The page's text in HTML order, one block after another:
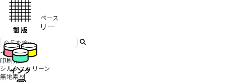
JAMのこと
お店/ワークスペース
商品カテゴリ―
イベント
印刷見本
シルクスクリーン
無地素材